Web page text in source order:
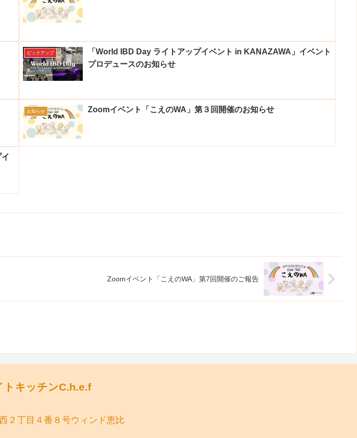
ピックアップ
「World IBD Day ライトアップイベント in KANAZAWA」イベント
プロデュースのお知らせ
お知らせ Zoomイベント「こえのWA」第３回開催のお知らせ
Zoomイベント「こえのWA」第7回開催のご報告
トキッチンC.h.e.f
２丁目４番８号ウィンド恵比